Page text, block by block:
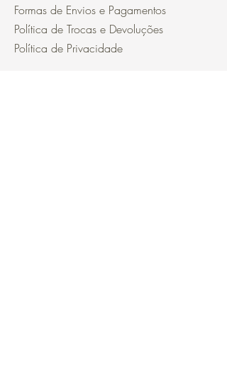
Formas de Envios e Pagamentos
Política de Trocas e Devoluções
Política de Privacidade